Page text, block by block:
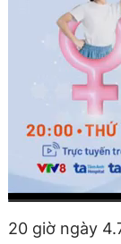
20 giờ ngày